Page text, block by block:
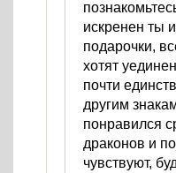
искренен ты
подарочки,
хотят
почти
другим
понравился
драконов и
чувствуют,